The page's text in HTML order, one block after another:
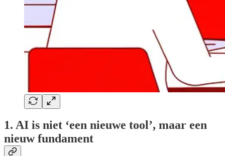
1. AI is niet ‘een nieuwe tool’, maar een
nieuw fundament